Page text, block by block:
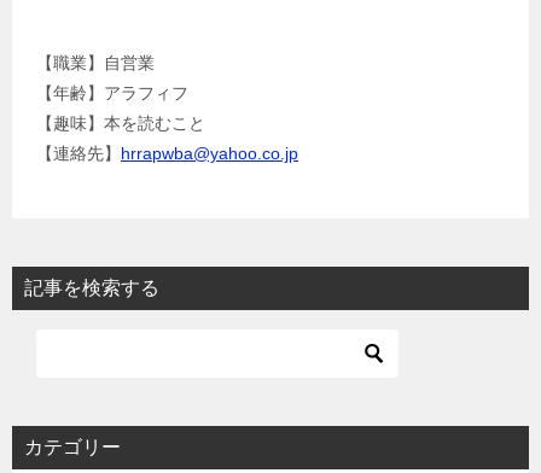
【職業】自営業
【年齢】アラフィフ
【趣味】本を読むこと
【連絡先】 hrrapwba@yahoo.co.jp
記事を検索する
カテゴリー